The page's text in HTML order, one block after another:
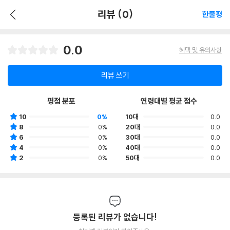
리뷰 (0) 한줄평
0.0 혜택 및 유의사항
리뷰 쓰기
평점 분포
10
0%
8
0%
6
0%
4
0%
2
0%
연령대별 평균 점수
10대
0.0
20대
0.0
30대
0.0
40대
0.0
50대
0.0
등록된 리뷰가 없습니다!